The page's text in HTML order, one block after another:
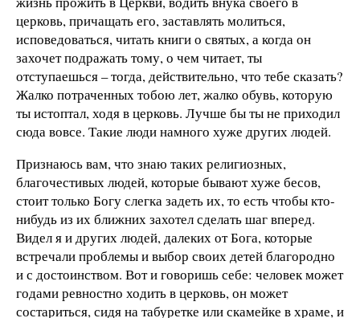
церковь, причащать его, заставлять молиться,
исповедоваться, читать книги о святых, а когда он
захочет подражать тому, о чем читает, ты
отступаешься – тогда, действительно, что тебе сказать?
Жалко потраченных тобою лет, жалко обувь, которую
ты истоптал, ходя в церковь. Лучше бы ты не приходил
сюда вовсе. Такие люди намного хуже других людей.
Признаюсь вам, что знаю таких религиозных,
благочестивых людей, которые бывают хуже бесов,
стоит только Богу слегка задеть их, то есть чтобы кто-
нибудь из их ближних захотел сделать шаг вперед.
Видел я и других людей, далеких от Бога, которые
встречали проблемы и выбор своих детей благородно
и с достоинством. Вот и говоришь себе: человек может
годами ревностно ходить в церковь, он может
состариться, сидя на табуретке или скамейке в храме, и